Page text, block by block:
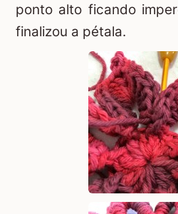
ponto alto ficando
finalizou a pétala.